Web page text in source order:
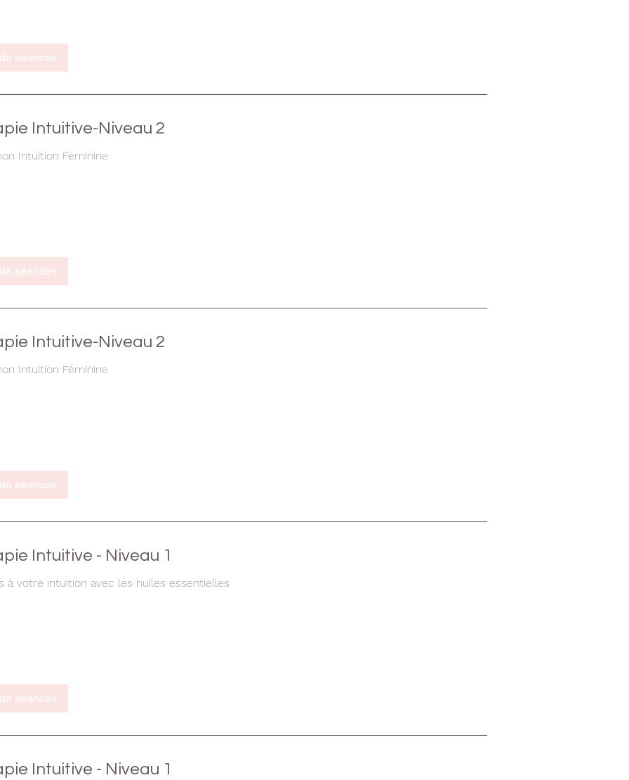
séances
Intuitive-Niveau 2
Intuition Féminine
séances
Intuitive-Niveau 2
Intuition Féminine
séances
Intuitive - Niveau 1
à votre intuition avec les huiles essentielles
séances
Intuitive - Niveau 1